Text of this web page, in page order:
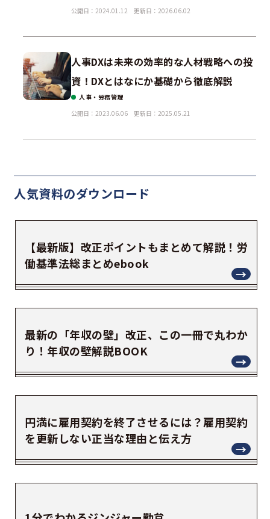
公開日：2024.01.12
更新日：2026.06.02
人事DXは未来の効率的な人材戦略への投
資！DXとはなにか基礎から徹底解説
人事・労務管理
公開日：2023.06.06
更新日：2025.05.21
人気資料のダウンロード
【最新版】改正ポイントもまとめて解説！労
働基準法総まとめebook
最新の「年収の壁」改正、この一冊で丸わか
り！年収の壁解説BOOK
円満に雇用契約を終了させるには？雇用契約
を更新しない正当な理由と伝え方